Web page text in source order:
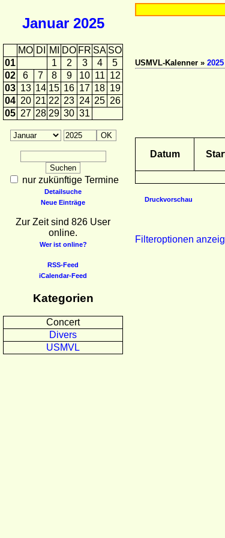
Januar 2025
MO DI MI DO FR SA SO
01
1 2 3 4
5
02
6 7 8 9 10 11 12
03 13 14 15 16 17 18 19
04 20 21 22 23 24 25 26
05 27 28 29 30 31
nur zukünftige Termine
Detailsuche
Neue Einträge
Zur Zeit sind 826 User
online.
Wer ist online?
RSS-Feed
iCalendar-Feed
Kategorien
Concert
Divers
USMVL
USMVL-Kalenner » 2025
Datum
Druckvorschau
Filteroptionen